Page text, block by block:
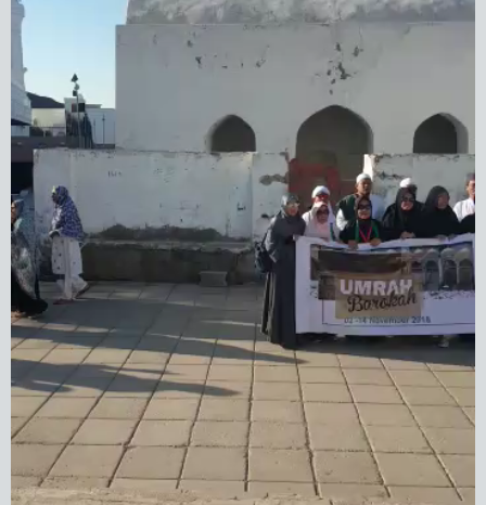
sejak Rasulullah Shallallahu‘ Alaihi wa Sallamhijrah
dari Makkah ke Madinah.
Dahulu Rasulullah
Shallallahu‘ Alaihi wa Sallam
singgah dan bermalam di pos-pos ini. Pos-pos ini
kemudian berkembang menjadi masjid-masjid kecil
yang berjumlah tujuh bangunan, Masjid-masjid inilah
yang kemudian dikenal sebagai Masjid Sab’ah (Masjid
Tujuh).
Peperangan ini terjadi di wilayah Sal’a, antara kaum
Muslimin melawan kaum kafir Quraisy. Ketika itu Abu
Sufyan bin Harb memimpin 10.000 tentara untuk
menghancurkan umat Islam di Madinah yang
berjumlah 3.000 orang. Peperangan ini juga disebut
dengan peperangan Ahzab (Golongan). Sebab, kaum
Muslimin berperang melawan golongan kaum kafir
Quraisy, Yahudi, dan kabilah Arab lainnya.
AllahSubhanahu Wa Ta
mengirimkan tentara